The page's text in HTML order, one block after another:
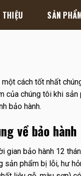
THIỆU SẢN
cách tốt nhất
của chúng tôi khi sản
bảo hành.
về bảo hành
gian bảo hành 12
sản phẩm bị lỗi, hư